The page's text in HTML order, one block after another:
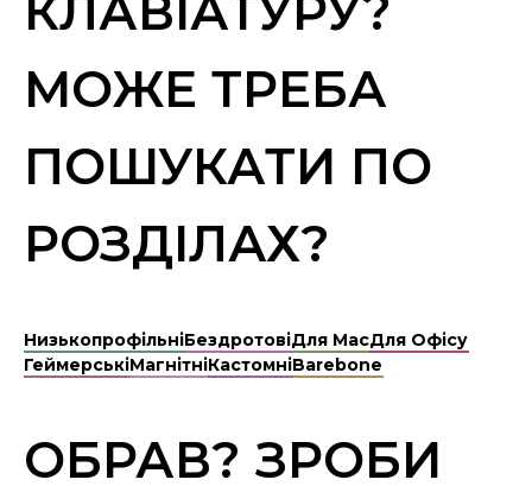
МОЖЕ ТРЕБА
ПОШУКАТИ ПО
РОЗДІЛАХ?
НизькопрофільніБездротовіДля MacДля Офісу
ГеймерськіМагнітніКастомніBarebone
ОБРАВ? ЗРОБИ